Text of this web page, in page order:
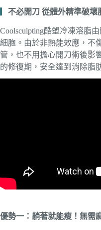
不必開刀 從體外精準破壞
Coolsculpting酷塑冷凍溶脂
細胞。由於非熱能效應，不
管，也不用擔心開刀術後影
的修復期，安全達到消除脂
優勢一：躺著就能瘦！無需